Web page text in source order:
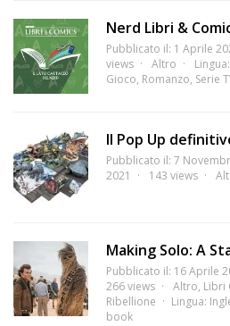
Nerd Libri &
Pubblicato il: 1 Aprile
views
Altro Lingua:
Gioco, Romanzo, Serie
Il Pop Up
Pubblicato il: 7
2021
143 views
Making Solo: A
Pubblicato il: 16 Aprile
266 views
Altro, Libri
Ribellione
Lingua:
book